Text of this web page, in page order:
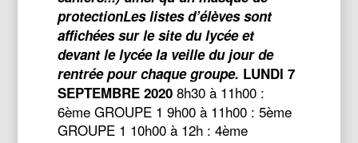
protectionLes listes d’élèves sont
affichées sur le site du lycée et
devant le lycée la veille du jour de
rentrée pour chaque groupe. LUNDI 7
SEPTEMBRE 2020 8h30 à 11h00 :
6ème GROUPE 1 9h00 à 11h00 : 5ème
GROUPE 1 10h00 à 12h : 4ème